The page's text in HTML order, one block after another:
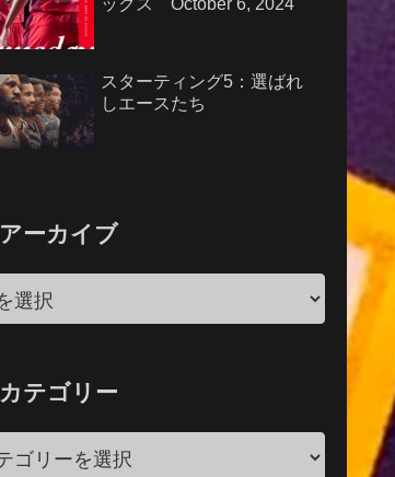
ックス October 6, 2024
スターティング5：選ばれ
しエースたち
アーカイブ
カテゴリー